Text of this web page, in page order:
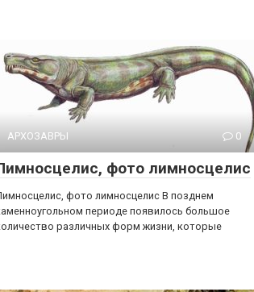
АРХОЗАВРЫ 0
фото лимносцелис
фото лимносцелис В позднем
периоде появилось большое
различных форм жизни, которые